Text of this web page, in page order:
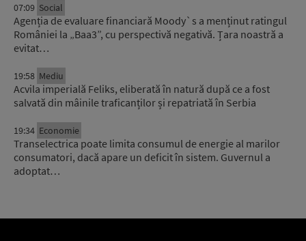
07:09 Social
Agenția de evaluare financiară Moody`s a menținut ratingul
României la „Baa3”, cu perspectivă negativă. Țara noastră a
evitat…
19:58 Mediu
Acvila imperială Feliks, eliberată în natură după ce a fost
salvată din mâinile traficanților și repatriată în Serbia
19:34 Economie
Transelectrica poate limita consumul de energie al marilor
consumatori, dacă apare un deficit în sistem. Guvernul a
adoptat…